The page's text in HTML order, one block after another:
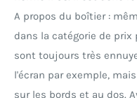
A propos du boîtier :
dans la catégorie de
sont toujours très
l'écran par exemple,
sur les bords et au dos.